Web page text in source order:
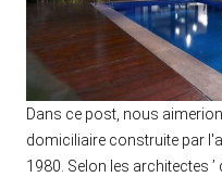
Dans ce post, nous
domiciliaire construite par
1980. Selon les architectes